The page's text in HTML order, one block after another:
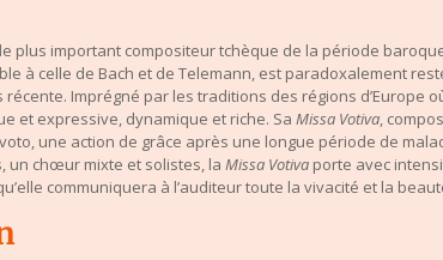
plus important compositeur tchèque de la période
à celle de Bach et de Telemann, est paradoxalement
Imprégné par les traditions des régions d’Europe
et expressive, dynamique et riche. Sa Missa Votiva,
une action de grâce après une longue période de
un chœur mixte et solistes, la Missa Votiva porte avec
communiquera à l’auditeur toute la vivacité et la